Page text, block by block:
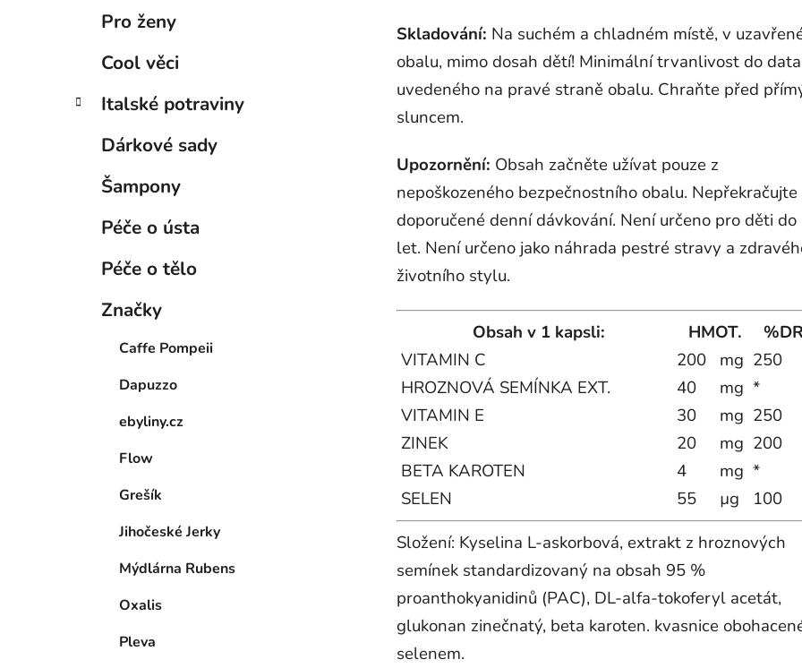
Pro ženy
Cool věci
Italské potraviny
Dárkové sady
Šampony
Péče o ústa
Péče o tělo
Značky
Caffe Pompeii
Dapuzzo
ebyliny.cz
Flow
Grešík
Jihočeské Jerky
Mýdlárna Rubens
Oxalis
Pleva
Skladování: Na suchém a chladném místě, v
obalu, mimo dosah dětí! Minimální trvanlivost do data
uvedeného na pravé straně obalu. Chraňte před
sluncem.
Upozornění: Obsah začněte užívat pouze z
nepoškozeného bezpečnostního obalu. Nepřekračujte
doporučené denní dávkování. Není určeno pro děti do
let. Není určeno jako náhrada pestré stravy a
životního stylu.
Obsah v 1 kapsli: HMOT.
VITAMIN C
200 mg 250
HROZNOVÁ SEMÍNKA EXT.
40 mg *
VITAMIN E
30 mg 250
ZINEK
20 mg 200
BETA KAROTEN
4 mg *
SELEN
55 µg
100
Složení: Kyselina L-askorbová, extrakt z hroznových
semínek standardizovaný na obsah 95 %
proanthokyanidinů (PAC), DL-alfa-tokoferyl acetát,
glukonan zinečnatý, beta karoten. kvasnice
selenem.